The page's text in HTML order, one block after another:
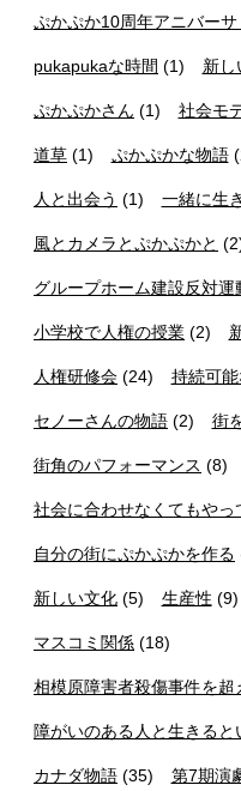
ぷかぷか10周年アニバーサ
pukapukaな時間 (1) 新し
ぷかぷかさん (1) 社会モ
道草 (1) ぷかぷかな物語
人と出会う (1) 一緒に生
風とカメラとぷかぷかと
グループホーム建設反対運
小学校で人権の授業 (2)
人権研修会 (24) 持続可
セノーさんの物語 (2) 街
街角のパフォーマンス (8)
社会に合わせなくてもやっ
自分の街にぷかぷかを作る
新しい文化 (5) 生産性 (9)
マスコミ関係 (18)
相模原障害者殺傷事件を超
障がいのある人と生きると
カナダ物語 (35) 第7期演